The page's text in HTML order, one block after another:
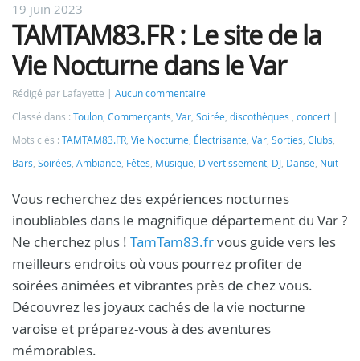
19 juin 2023
TAMTAM83.FR : Le site de la
Vie Nocturne dans le Var
Rédigé par Lafayette
Aucun commentaire
Classé dans : Toulon, Commerçants, Var, Soirée, discothèques , concert
Mots clés : TAMTAM83.FR, Vie Nocturne, Électrisante, Var, Sorties, Clubs,
Bars, Soirées, Ambiance, Fêtes, Musique, Divertissement, DJ, Danse, Nuit
Vous recherchez des expériences nocturnes
inoubliables dans le magnifique département du Var ?
Ne cherchez plus ! TamTam83.frvous guide vers les
meilleurs endroits où vous pourrez profiter de
soirées animées et vibrantes près de chez vous.
Découvrez les joyaux cachés de la vie nocturne
varoise et préparez-vous à des aventures
mémorables.